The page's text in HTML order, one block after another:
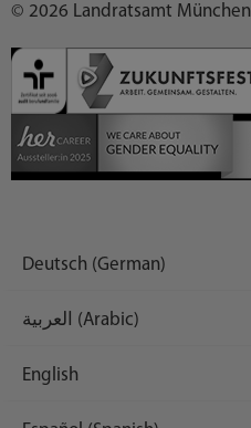
© 2026 Landratsamt München
Deutsch (German)
العربية (Arabic)
English